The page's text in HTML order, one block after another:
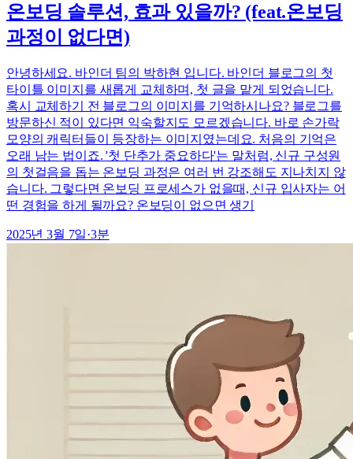
온보딩 솔루션, 효과 있을까? (feat.온보딩
과정이 없다면)
안녕하세요. 바인더 팀의 박하현 입니다. 바인더 블로그의 첫
타이틀 이미지를 새롭게 교체하며, 첫 글을 맡게 되었습니다.
혹시 교체하기 전 블로그의 이미지를 기억하시나요? 블로그를
방문하신 적이 있다면 익숙할지도 모르겠습니다. 바로 손가락
모양의 캐릭터들이 등장하는 이미지였는데요. 처음의 기억은
오래 남는 법이죠. '첫 단추가 중요하다'는 말처럼, 신규 구성원
의 첫걸음을 돕는 온보딩 과정은 여러 번 강조해도 지나치지 않
습니다. 그렇다면 온보딩 프로세스가 없을때, 신규 입사자는 어
떤 경험을 하게 될까요? 온보딩이 없으면 생기
2025년 3월 7일·3분